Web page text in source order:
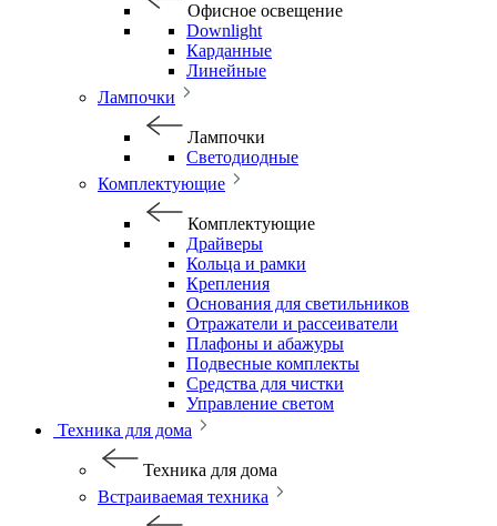
Офисное освещение
Downlight
Карданные
Линейные
Лампочки
Лампочки
Светодиодные
Комплектующие
Комплектующие
Драйверы
Кольца и рамки
Крепления
Основания для светильников
Отражатели и рассеиватели
Плафоны и абажуры
Подвесные комплекты
Средства для чистки
Управление светом
Техника для дома
Техника для дома
Встраиваемая техника